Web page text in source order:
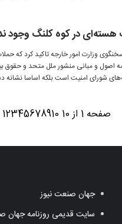
در کوه کلنگ وجود
وزارت امور خارجه تاکید کرد که
اصول و مبانی منشور ملل متحد و
شورای امنیت است بلکه اساسا
صفحه 1 از 10 12345678910
جهان صنعت نیوز
سایت قدیمی روزنامه جهان